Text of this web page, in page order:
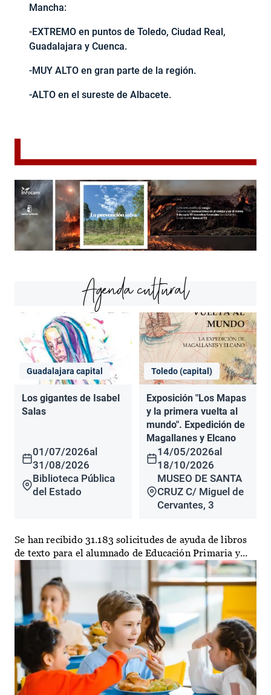
Mancha:
-EXTREMO en puntos de Toledo, Ciudad Real,
Guadalajara y Cuenca.
-MUY ALTO en gran parte de la región.
-ALTO en el sureste de Albacete.
Agenda cultural
Guadalajara capital
Los gigantes de Isabel
Salas
01/07/2026al
31/08/2026
Biblioteca Pública
del Estado
Toledo (capital)
Exposición "Los Mapas
y la primera vuelta al
mundo". Expedición de
Magallanes y Elcano
14/05/2026al
18/10/2026
MUSEO DE SANTA
CRUZ C/ Miguel de
Cervantes, 3
Se han recibido 31.183 solicitudes de ayuda de libros
de texto para el alumnado de Educación Primaria y...